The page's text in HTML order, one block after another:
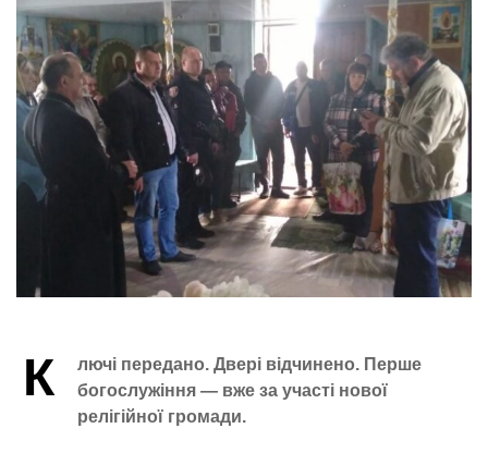
К
лючі передано. Двері відчинено. Перше
богослужіння — вже за участі нової
релігійної громади.